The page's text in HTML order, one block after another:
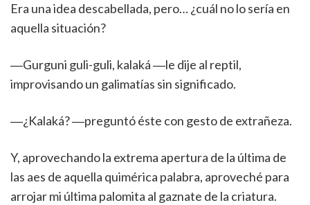
Era una idea descabellada, pero… ¿cuál no lo sería en
aquella situación?
―Gurguni guli-guli, kalaká ―le dije al reptil,
improvisando un galimatías sin significado.
―¿Kalaká? ―preguntó éste con gesto de extrañeza.
Y, aprovechando la extrema apertura de la última de
las aes de aquella quimérica palabra, aproveché para
arrojar mi última palomita al gaznate de la criatura.